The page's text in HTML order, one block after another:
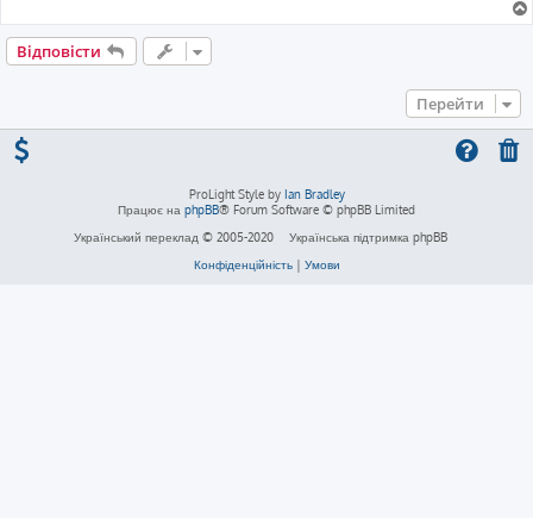
Відповісти
Перейти
ProLight Style by Ian Bradley
Працює на phpBB® Forum Software © phpBB Limited
Український переклад © 2005-2020
Українська підтримка phpBB
Конфіденційність| Умови